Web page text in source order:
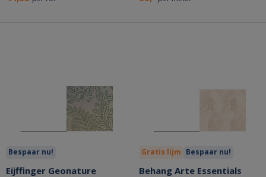
Bespaar nu!
Eijffinger Geonature
Gratis lijm Bespaar nu!
Behang Arte Essentials